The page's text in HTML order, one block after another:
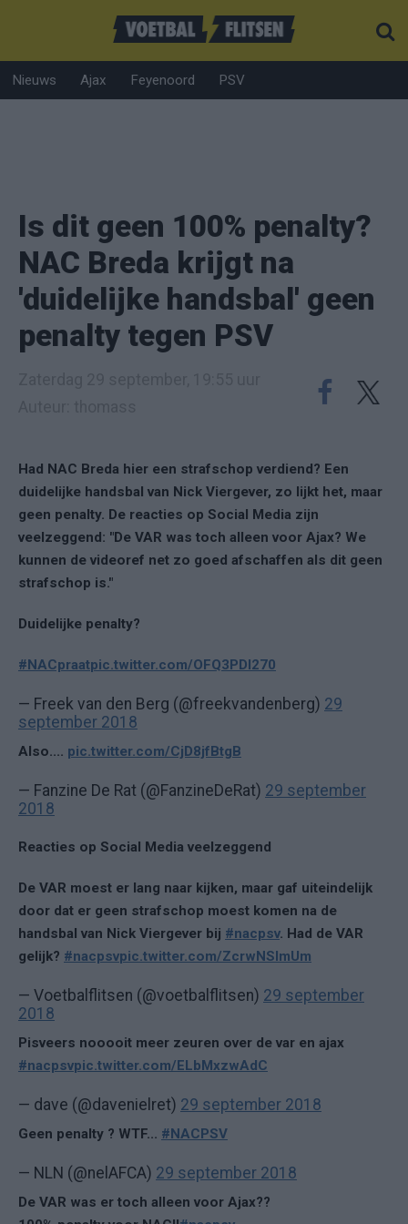
Nieuws Ajax Feyenoord PSV
Is dit geen 100% penalty?
NAC Breda krijgt na
'duidelijke handsbal' geen
penalty tegen PSV
Had NAC Breda hier een strafschop verdiend? Een
duidelijke handsbal van Nick Viergever, zo lijkt het, maar
geen penalty. De reacties op Social Media zijn
veelzeggend: "De VAR was toch alleen voor Ajax? We
kunnen de videoref net zo goed afschaffen als dit geen
strafschop is."
Duidelijke penalty?
#NACpraatpic.twitter.com/OFQ3PDI270
— Freek van den Berg (@freekvandenberg) 29
september 2018
Also.... pic.twitter.com/CjD8jfBtgB
— Fanzine De Rat (@FanzineDeRat) 29 september
2018
Reacties op Social Media veelzeggend
De VAR moest er lang naar kijken, maar gaf uiteindelijk
door dat er geen strafschop moest komen na de
handsbal van Nick Viergever bij #nacpsv. Had de VAR
gelijk? #nacpsvpic.twitter.com/ZcrwNSlmUm
— Voetbalflitsen (@voetbalflitsen) 29 september
2018
Pisveers nooooit meer zeuren over de var en ajax
#nacpsvpic.twitter.com/ELbMxzwAdC
— dave (@davenielret) 29 september 2018
Geen penalty ? WTF... #NACPSV
— NLN (@nelAFCA) 29 september 2018
De VAR was er toch alleen voor Ajax??